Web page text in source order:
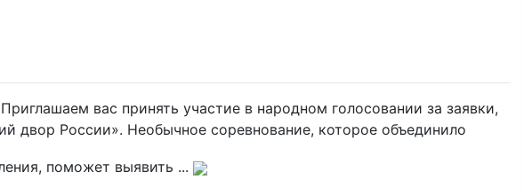
вас принять участие в народном голосовании за заявки,
двор России». Необычное соревнование, которое объединило
поможет выявить ...